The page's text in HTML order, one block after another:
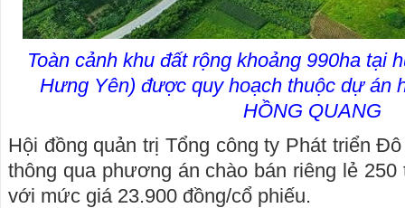
Toàn cảnh khu đất rộng khoảng 990ha tại
Hưng Yên) được quy hoạch thuộc dự án
HỒNG QUANG
Hội đồng quản trị Tổng công ty Phát triển
thông qua phương án chào bán riêng lẻ 250
với mức giá 23.900 đồng/cổ phiếu.